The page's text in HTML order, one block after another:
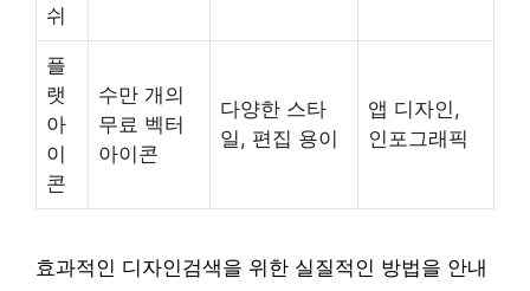
쉬
플
랫
아
이
콘
수만 개의
무료 벡터
아이콘
다양한 스타
일, 편집 용이
앱 디자인,
인포그래픽
효과적인 디자인검색을 위한 실질적인 방법을 안내